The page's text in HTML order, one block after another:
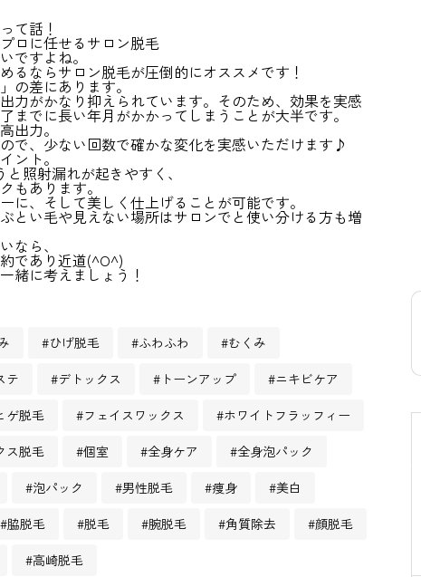
て話！
ロに任せるサロン脱毛
ですよね。
るならサロン脱毛が圧倒的にオススメです！
の差にあります。
力がかなり抑えられています。そのため、効果を実感
までに長い年月がかかってしまうことが大半です。
出力。
で、少ない回数で確かな変化を実感いただけます♪
ント。
照射漏れが起きやすく、
もあります。
に、そして美しく仕上げることが可能です。
とい毛や見えない場所はサロンでと使い分ける方も増
なら、
であり近道(^O^)
緒に考えましょう！
#ひげ脱毛 #ふわふわ
#むくみ
テ #デトックス #トーンアップ
#ニキビケア
ゲ脱毛 #フェイスワックス
#ホワイトフラッフィー
ス脱毛 #個室 #全身ケア
#全身泡パック
#泡パック #男性脱毛 #痩身
#美白
#脇脱毛 #脱毛 #腕脱毛 #角質除去
#顔脱毛
#高崎脱毛